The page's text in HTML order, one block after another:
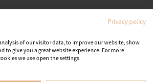
Copyright © Ipanema Praia Kft.
jog fenntartva. All rights reserved.
Privacy policy
of our visitor data, to improve our website, show
to give you a great website experience. For more
we use open the settings.